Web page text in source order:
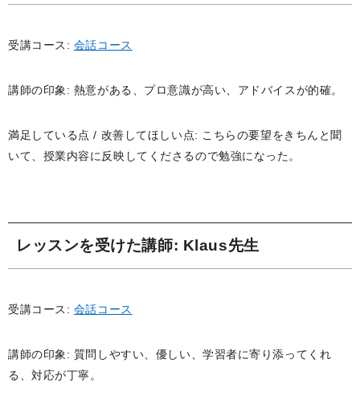
受講コース: 会話コース
講師の印象: 熱意がある、プロ意識が高い、アドバイスが的確。
満足している点 / 改善してほしい点: こちらの要望をきちんと聞
いて、授業内容に反映してくださるので勉強になった。
レッスンを受けた講師: Klaus先生
受講コース: 会話コース
講師の印象: 質問しやすい、優しい、学習者に寄り添ってくれ
る、対応が丁寧。